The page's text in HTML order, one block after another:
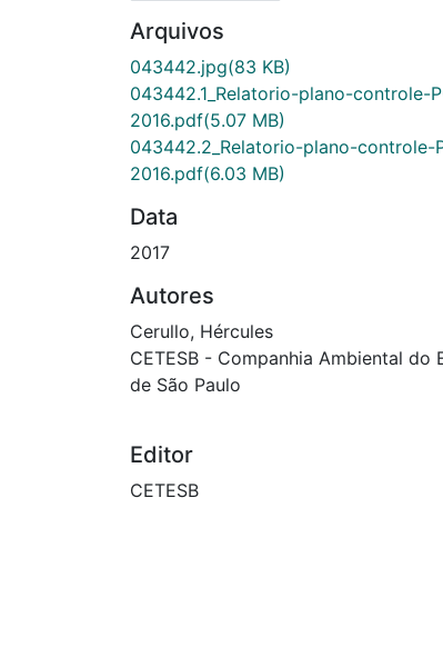
Arquivos
043442.jpg(83 KB)
043442.1_Relatorio-plano-controle-
2016.pdf(5.07 MB)
043442.2_Relatorio-plano-controle-
2016.pdf(6.03 MB)
Data
2017
Autores
Cerullo, Hércules
CETESB - Companhia Ambiental do
de São Paulo
Editor
CETESB